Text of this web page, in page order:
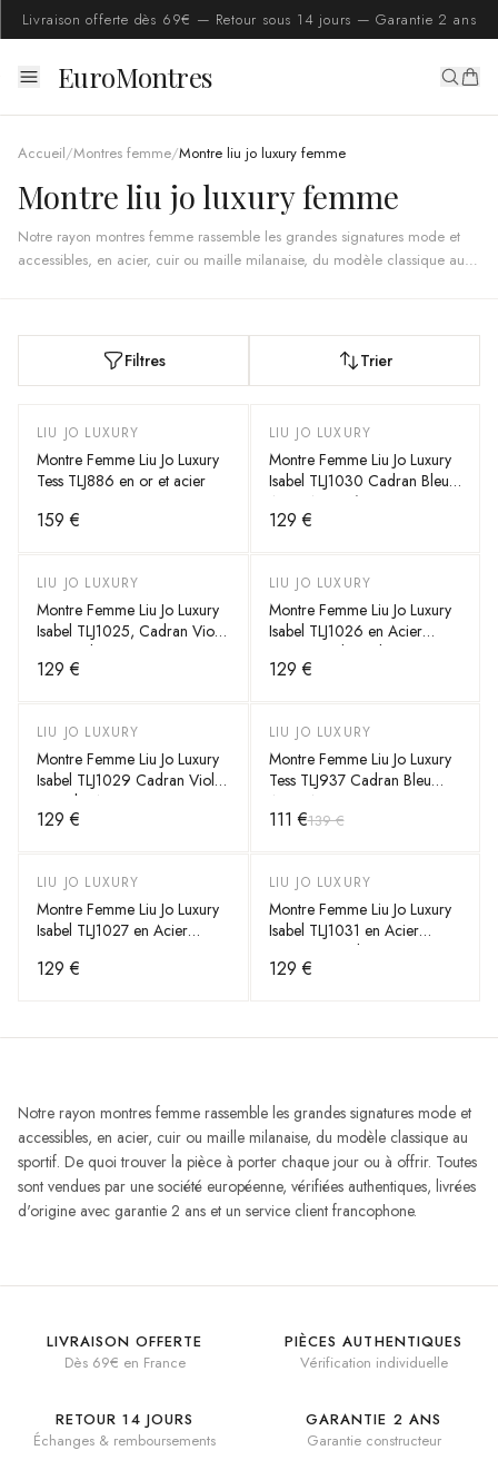
Livraison offerte dès 69€ — Retour sous 14 jours — Garantie 2 ans
EuroMontres
Accueil/Montres femme/Montre liu jo luxury femme
Montre liu jo luxury femme
Notre rayon montres femme rassemble les grandes signatures mode et
accessibles, en acier, cuir ou maille milanaise, du modèle classique au
d'origine avec garantie 2 ans et un service client francophone.
Filtres Trier
LIU JO LUXURY
Montre Femme Liu Jo Luxury
Tess TLJ886 en or et acier
159 €
LIU JO LUXURY
Montre Femme Liu Jo Luxury
Isabel TLJ1030 Cadran Bleu
Acier Argenté
129 €
LIU JO LUXURY
Montre Femme Liu Jo Luxury
Isabel TLJ1025, Cadran Violet
et Bracelet Argent
129 €
LIU JO LUXURY
Montre Femme Liu Jo Luxury
Isabel TLJ1026 en Acier
Argent Cadran Bleu
129 €
LIU JO LUXURY
Montre Femme Liu Jo Luxury
Isabel TLJ1029 Cadran Violet
Bracelet Argent
129 €
-20
LIU JO LUXURY
Montre Femme Liu Jo Luxury
Tess TLJ937 Cadran Bleu
Acier Argent
111 €139 €
LIU JO LUXURY
Montre Femme Liu Jo Luxury
Isabel TLJ1027 en Acier
129 €
LIU JO LUXURY
Montre Femme Liu Jo Luxury
Isabel TLJ1031 en Acier
Argent et Cadran Fuchsia
129 €
Notre rayon montres femme rassemble les grandes signatures mode et
accessibles, en acier, cuir ou maille milanaise, du modèle classique au
sportif. De quoi trouver la pièce à porter chaque jour ou à offrir. Toutes
sont vendues par une société européenne, vérifiées authentiques, livrées
d'origine avec garantie 2 ans et un service client francophone.
LIVRAISON OFFERTE
Dès 69€ en France
PIÈCES AUTHENTIQUES
Vérification individuelle
RETOUR 14 JOURS
Échanges & remboursements
GARANTIE 2 ANS
Garantie constructeur